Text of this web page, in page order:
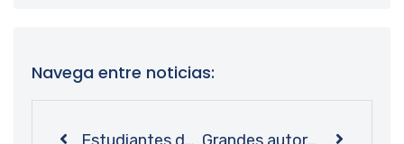
Navega entre noticias: